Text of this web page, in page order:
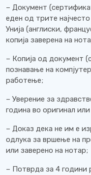
– Документ
еден од трите
Унија (англиски,
копија заверена на
– Копија од документ
познавање на
работење;
– Уверение за
година во оригинал
– Доказ дека не им е
одлука за вршење на
или заверено на нотар;
– Потврда за 4 години